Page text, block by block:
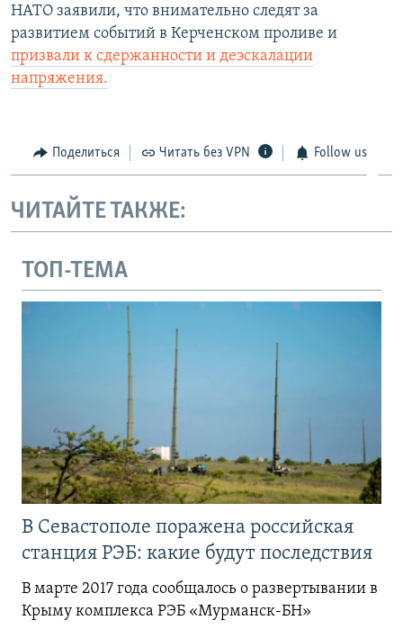
НАТО заявили, что внимательно следят за
развитием событий в Керченском проливе и
призвали к сдержанности и деэскалации
напряжения.
Поделиться Читать без VPN Follow us
ЧИТАЙТЕ ТАКЖЕ:
ТОП-ТЕМА
В Севастополе поражена российская
станция РЭБ: какие будут последствия
В марте 2017 года сообщалось о развертывании в
Крыму комплекса РЭБ «Мурманск-БН»